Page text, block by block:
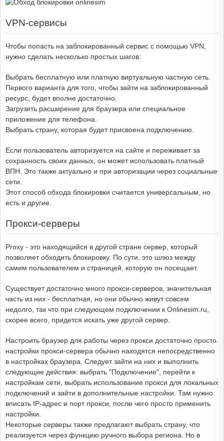
VPN-сервисы
Чтобы попасть на заблокированный сервис с помощью VPN,
нужно сделать несколько простых шагов:
Выбрать бесплатную или платную виртуальную частную сеть.
Первого варианта для того, чтобы зайти на заблокированный
ресурс, будет вполне достаточно.
Загрузить расширение для браузера или специальное
приложение для телефона.
Выбрать страну, которая будет присвоена подключению.
Если пользователь авторизуется на сайте и переживает за
сохранность своих данных, он может использовать платный
ВПН. Это также актуально и при авторизации через социальные
сети.
Этот способ обхода блокировки считается универсальным, но
есть и другие.
Прокси-серверы
Proxy - это находящийся в другой стране сервер, который
позволяет обходить блокировку. По сути, это шлюз между
самим пользователем и страницей, которую он посещает.
Существует достаточно много прокси-серверов, значительная
часть из них - бесплатная, но они обычно живут совсем
недолго, так что при следующем подключении к Onlinesim.ru,
скорее всего, придется искать уже другой сервер.
Настроить браузер для работы через прокси достаточно просто.
настройки прокси-сервера обычно находятся непосредственно
в настройках браузера. Следует зайти на них и выполнить
следующие действия: выбрать "Подключение", перейти к
настройкам сети, выбрать использование прокси для локальных
подключений и зайти в дополнительные настройки. Там нужно
вписать IP-адрес и порт прокси, после чего просто применить
настройки.
Некоторые серверы также предлагают выбрать страну, что
реализуется через функцию ручного выбора региона. Но в